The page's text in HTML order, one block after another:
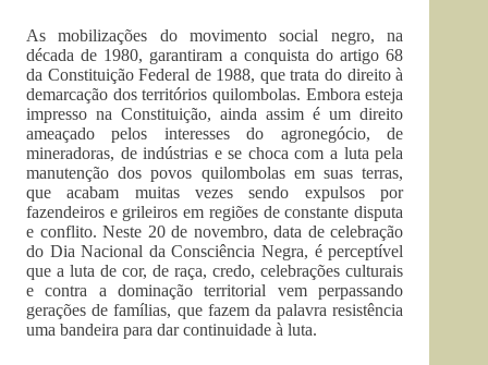
As mobilizações do movimento social negro, na
década de 1980, garantiram a conquista do artigo 68
da Constituição Federal de 1988, que trata do direito à
demarcação dos territórios quilombolas. Embora esteja
impresso na Constituição, ainda assim é um direito
ameaçado pelos interesses do agronegócio, de
mineradoras, de indústrias e se choca com a luta pela
manutenção dos povos quilombolas em suas terras,
que acabam muitas vezes sendo expulsos por
fazendeiros e grileiros em regiões de constante disputa
e conflito. Neste 20 de novembro, data de celebração
do Dia Nacional da Consciência Negra, é perceptível
que a luta de cor, de raça, credo, celebrações culturais
e contra a dominação territorial vem perpassando
gerações de famílias, que fazem da palavra resistência
uma bandeira para dar continuidade à luta.